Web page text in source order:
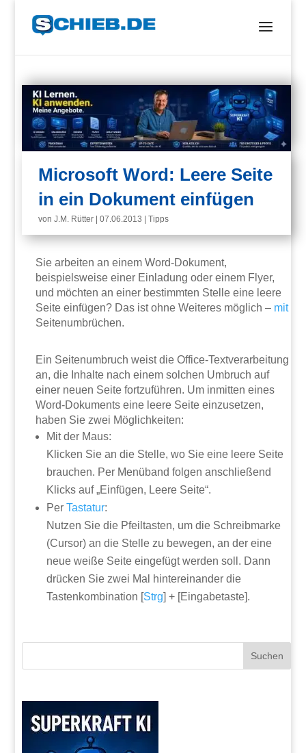
Microsoft Word: Leere Seite
in ein Dokument einfügen
vonJ.M. Rütter |07.06.2013 |Tipps
Sie arbeiten an einem Word-Dokument,
beispielsweise einer Einladung oder einem Flyer,
und möchten an einer bestimmten Stelle eine leere
Seite einfügen? Das ist ohne Weiteres möglich – mit
Seitenumbrüchen.
Ein Seitenumbruch weist die Office-Textverarbeitung
an, die Inhalte nach einem solchen Umbruch auf
einer neuen Seite fortzuführen. Um inmitten eines
Word-Dokuments eine leere Seite einzusetzen,
haben Sie zwei Möglichkeiten:
Mit der Maus:
Klicken Sie an die Stelle, wo Sie eine leere Seite
brauchen. Per Menüband folgen anschließend
Klicks auf „Einfügen, Leere Seite“.
PerTastatur:
Nutzen Sie die Pfeiltasten, um die Schreibmarke
(Cursor) an die Stelle zu bewegen, an der eine
neue weiße Seite eingefügt werden soll. Dann
drücken Sie zwei Mal hintereinander die
Tastenkombination [ Strg ] + [Eingabetaste].